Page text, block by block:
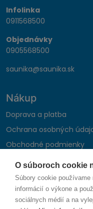
O súboroch cookie
Súbory cookie
informácií o výkone a
sociálnych médií a na
Infolinka
0911568500
Objednávky
0905568500
saunika@saunika.sk
Nákup
Doprava a platba
Ochrana osobných
Obchodné podmienky
Reklamačný poriadok
Montáž autohifi
Formulár na